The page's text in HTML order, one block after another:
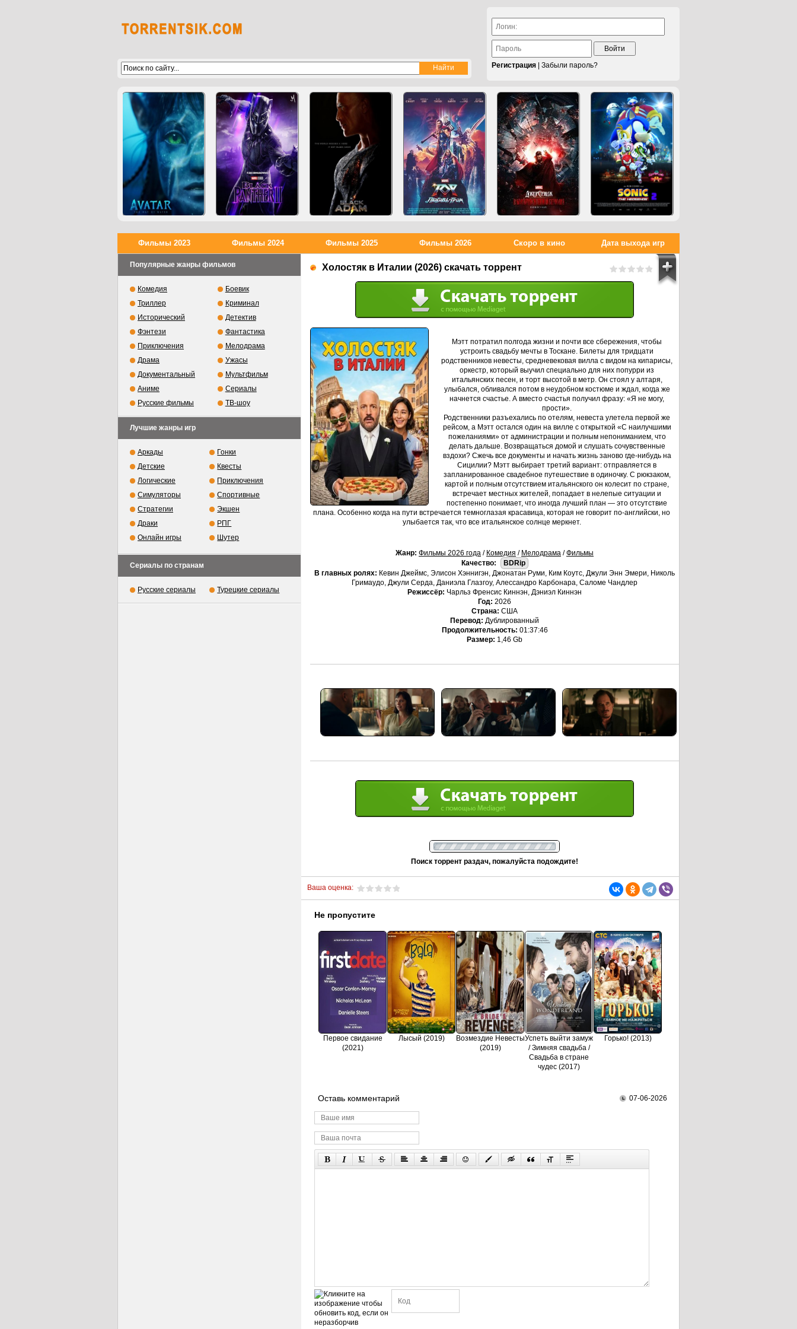
Войти
Регистрация
Забыли пароль?
Холостяк в Италии (2026) скачать торрент
Мэтт потратил полгода жизни и почти все сбережения, чтобы
устроить свадьбу мечты в Тоскане. Билеты для тридцати
родственников невесты, средневековая вилла с видом на кипарисы,
оркестр, который выучил специально для них попурри из
итальянских песен, и торт высотой в метр. Он стоял у алтаря,
улыбался, обливался потом в неудобном костюме и ждал, когда же
начнется счастье. А вместо счастья получил фразу: «Я не могу,
прости».
Родственники разъехались по отелям, невеста улетела первой же
рейсом, а Мэтт остался один на вилле с открыткой «С наилучшими
пожеланиями» от администрации и полным непониманием, что
делать дальше. Возвращаться домой и слушать сочувственные
вздохи? Сжечь все документы и начать жизнь заново где-нибудь на
Сицилии? Мэтт выбирает третий вариант: отправляется в
запланированное свадебное путешествие в одиночку. С рюкзаком,
картой и полным отсутствием итальянского он колесит по стране,
встречает местных жителей, попадает в нелепые ситуации и
постепенно понимает, что иногда лучший план — это отсутствие
плана. Особенно когда на пути встречается темноглазая красавица, которая не говорит по-английски, но
улыбается так, что все итальянское солнце меркнет.
Жанр: Фильмы 2026 года / Комедия / Мелодрама /Фильмы
Качество:
BDRip
В главных ролях: Кевин Джеймс, Элисон Хэннигэн, Джонатан Руми, Ким Коутс, Джули Энн Эмери, Николь
Гримаудо, Джули Серда, Даниэла Глазгоу, Алессандро Карбонара, Саломе Чандлер
Режиссёр: Чарльз Френсис Киннэн, Дэниэл Киннэн
Год: 2026
Страна: США
Перевод: Дублированный
Продолжительность: 01:37:46
Размер: 1,46 Gb
Поиск торрент раздач, пожалуйста подождите!
Ваша оценка:
Не пропустите
Первое свидание
(2021)
Лысый (2019)
Возмездие Невесты
(2019)
Успеть выйти замуж
/ Зимняя свадьба /
Свадьба в стране
чудес (2017)
Горько! (2013)
Оставь комментарий 07-06-2026
Фильмы 2023 Фильмы 2024 Фильмы 2025 Фильмы 2026 Скоро в кино Дата выхода игр
Популярные жанры фильмов
Комедия
Боевик
Триллер
Криминал
Исторический
Детектив
Фэнтези
Фантастика
Приключения
Мелодрама
Драма
Ужасы
Документальный
Мультфильм
Аниме
Сериалы
Русские фильмы
ТВ-шоу
Лучшие жанры игр
Аркады
Гонки
Детские
Квесты
Логические
Приключения
Симуляторы
Спортивные
Стратегии
Экшен
Драки
РПГ
Онлайн игры
Шутер
Сериалы по странам
Русские сериалы Турецкие сериалы